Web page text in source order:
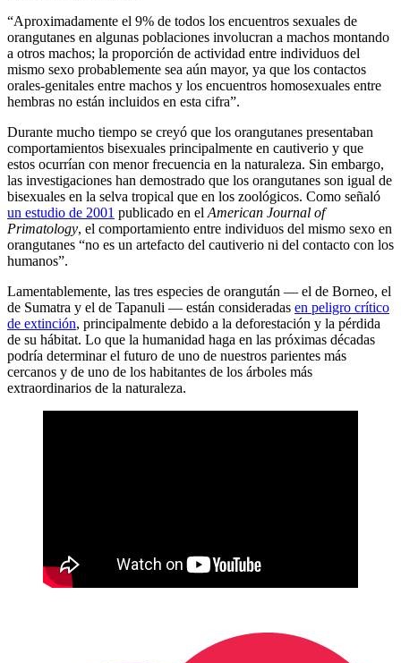
“Aproximadamente el 9% de todos los encuentros sexuales de
orangutanes en algunas poblaciones involucran a machos montando
a otros machos; la proporción de actividad entre individuos del
mismo sexo probablemente sea aún mayor, ya que los contactos
orales-genitales entre machos y los encuentros homosexuales entre
hembras no están incluidos en esta cifra”.
Durante mucho tiempo se creyó que los orangutanes presentaban
comportamientos bisexuales principalmente en cautiverio y que
estos ocurrían con menor frecuencia en la naturaleza. Sin embargo,
las investigaciones han demostrado que los orangutanes son igual de
bisexuales en la selva tropical que en los zoológicos. Como señaló
un estudio de 2001 publicado en el American Journal of
Primatology, el comportamiento entre individuos del mismo sexo en
orangutanes “no es un artefacto del cautiverio ni del contacto con los
humanos”.
Lamentablemente, las tres especies de orangután — el de Borneo, el
de Sumatra y el de Tapanuli — están consideradas en peligro crítico
de extinción, principalmente debido a la deforestación y la pérdida
de su hábitat. Lo que la humanidad haga en las próximas décadas
podría determinar el futuro de uno de nuestros parientes más
cercanos y de uno de los habitantes de los árboles más
extraordinarios de la naturaleza.